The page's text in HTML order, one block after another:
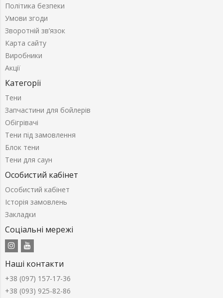
Політика безпеки
Умови згоди
Зворотній зв’язок
Карта сайту
Виробники
Акції
Категорії
Тени
Запчастини для бойлерів
Обігрівачі
Тени під замовлення
Блок тени
Тени для саун
Особистий кабінет
Особистий кабінет
Історія замовлень
Закладки
Соціальні мережі
Наші контакти
+38 (097) 157-17-36
+38 (093) 925-82-86